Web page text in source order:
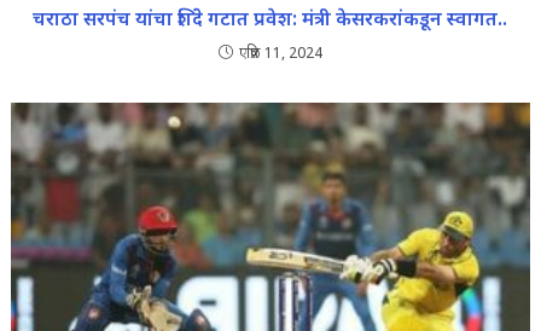
चराठा सरपंच यांचा शिंदे गटात प्रवेश: मंत्री केसरकरांकडून स्वागत..
एप्रिल 11, 2024